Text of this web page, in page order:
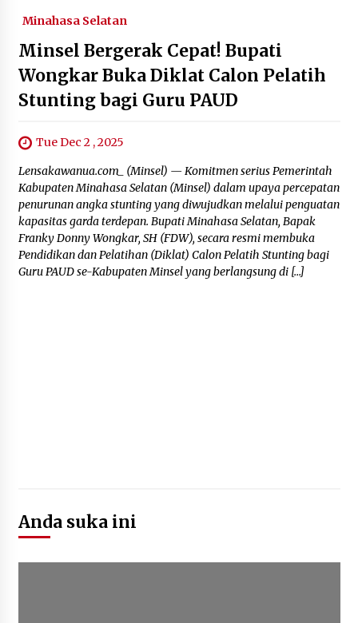
Minahasa Selatan
Minsel Bergerak Cepat! Bupati
Wongkar Buka Diklat Calon Pelatih
Stunting bagi Guru PAUD‎
Tue Dec 2 , 2025
‎Lensakawanua.com_ (Minsel) — Komitmen serius Pemerintah
Kabupaten Minahasa Selatan (Minsel) dalam upaya percepatan
penurunan angka stunting yang diwujudkan melalui penguatan
kapasitas garda terdepan. Bupati Minahasa Selatan, Bapak
Franky Donny Wongkar, SH (FDW), secara resmi membuka
Pendidikan dan Pelatihan (Diklat) Calon Pelatih Stunting bagi
Guru PAUD se-Kabupaten Minsel yang berlangsung di […]
Anda suka ini